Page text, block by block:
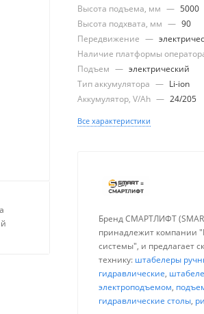
Высота подъема, мм — 5000
Высота подхвата, мм — 90
Передвижение —
Наличие платформы
Подъем — электрический
Тип аккумулятора — Li-ion
Аккумулятор, V/Ah — 24/205
Все характеристики
Бренд СМАРТЛИФТ
принадлежит компании
системы", и предлагает
технику: штабелеры
гидравлические,
электроподъемом,
гидравлические столы,